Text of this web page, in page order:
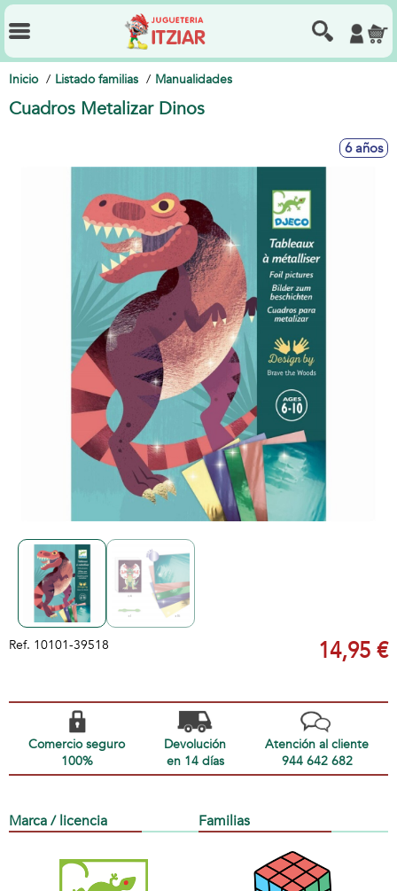
Inicio Listado familias Manualidades
Cuadros Metalizar Dinos
6 años
Ref. 10101-39518 14,95 €
Comercio seguro
100%
Devolución
en 14 días
Atención al cliente
944 642 682
Marca / licencia Familias